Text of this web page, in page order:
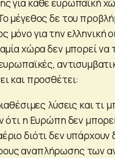
για κάθε ευρωπαϊκή
μέγεθος δε του
για την ελληνική
χώρα δεν μπορεί να
και προσθέτει:
λύσεις και
ότι η Ευρώπη δεν
διότι δεν υπάρχουν
αναπλήρωσης των